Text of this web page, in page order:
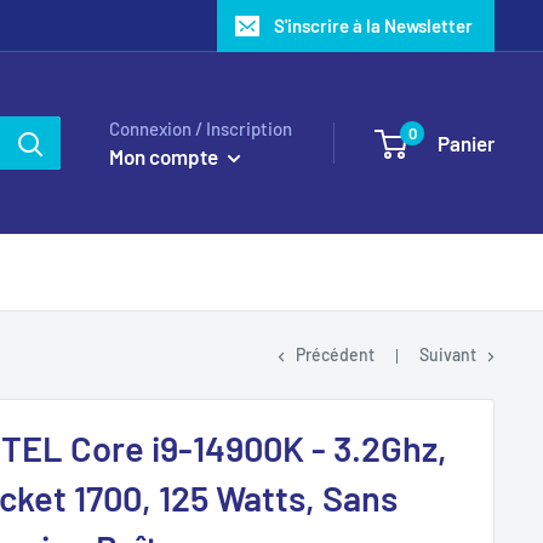
S'inscrire à la Newsletter
Connexion / Inscription
Mon compte
0 Panier
Précédent Suivant
Core i9-14900K - 3.2Ghz,
1700, 125 Watts, Sans